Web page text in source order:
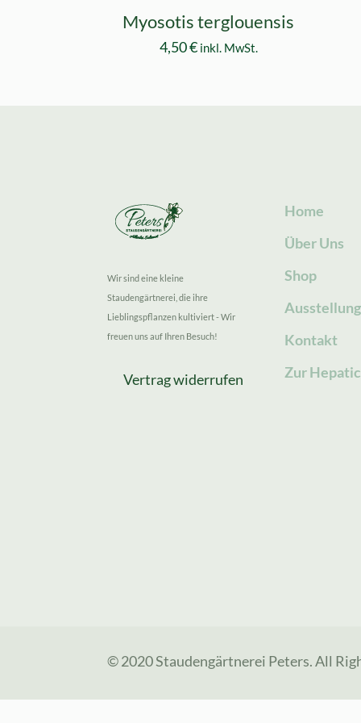
Myosotis terglouensis
4,50€ inkl. MwSt.
Wir sind eine kleine
Staudengärtnerei, die ihre
Lieblingspflanzen kultiviert - Wir
freuen uns auf Ihren Besuch!
Vertrag widerrufen
Home
Über Uns
Shop
Ausstellung
Kontakt
Zur
© 2020 Staudengärtnerei Peters. All